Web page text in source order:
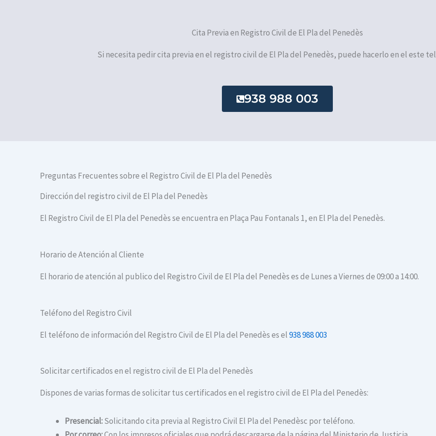
Cita Previa en Registro Civil de El Pla del Penedès
Si necesita pedir cita previa en el registro civil de El Pla del Penedès, puede hacerlo en el este
938 988 003
Preguntas Frecuentes sobre el Registro Civil de El Pla del Penedès
Dirección del registro civil de El Pla del Penedès
El Registro Civil de El Pla del Penedès se encuentra en Plaça Pau Fontanals 1, en El Pla del Penedès.
Horario de Atención al Cliente
El horario de atención al publico del Registro Civil de El Pla del Penedès es de Lunes a Viernes de 09:00 a 14:00.
Teléfono del Registro Civil
El teléfono de información del Registro Civil de El Pla del Penedès es el938 988 003
Solicitar certificados en el registro civil de El Pla del Penedès
Dispones de varias formas de solicitar tus certificados en el registro civil de El Pla del Penedès:
Presencial:Solicitando cita previa al Registro Civil El Pla del Penedèsc por teléfono.